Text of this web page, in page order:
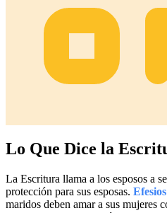
Lo Que Dice la
La Escritura llama a los esposos a
protección para sus esposas.
maridos deben amar a sus mujeres